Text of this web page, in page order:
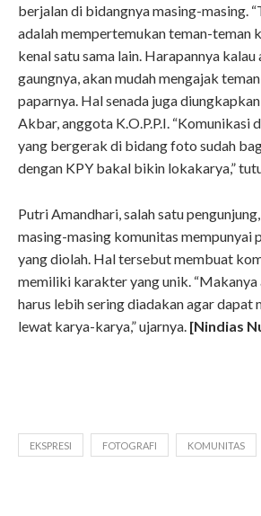
berjalan di bidangnya masing-masing.
adalah mempertemukan teman-teman
kenal satu sama lain. Harapannya kalau
gaungnya, akan mudah mengajak
paparnya. Hal senada juga
Akbar, anggota K.O.P.P.I. “Komunikasi
yang bergerak di bidang foto sudah
dengan KPY bakal bikin lokakarya,”
Putri Amandhari, salah satu
masing-masing komunitas mempunyai
yang diolah. Hal tersebut membuat
memiliki karakter yang unik. “Makanya
harus lebih sering diadakan agar dapat
lewat karya-karya,” ujarnya. [Nindias
EKSPRESI FOTOGRAFI KOMUNITAS